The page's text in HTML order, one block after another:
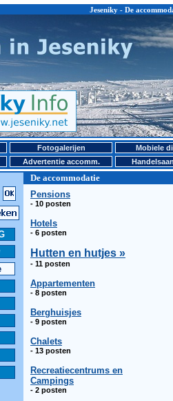
Jeseniky - De
Fotogalerijen Mobiele
Advertentie accomm.
De accommodatie
Pensions
- 10 posten
Hotels
- 6 posten
Hutten en hutjes »
- 11 posten
Appartementen
- 8 posten
Berghuisjes
- 9 posten
Chalets
- 13 posten
Recreatiecentrums en
Campings
- 2 posten